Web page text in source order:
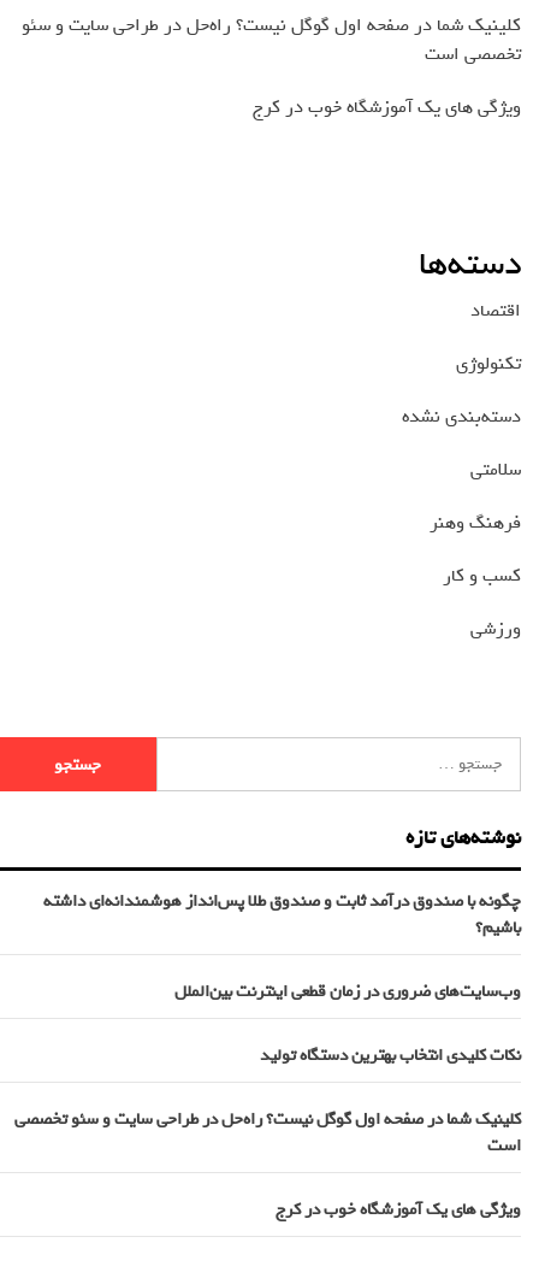
کلینیک شما در صفحه اول گوگل نیست؟ راه‌حل در طراحی سایت و سئو
تخصصی است
ویژگی های یک آموزشگاه خوب در کرج
دسته‌ها
اقتصاد
تکنولوژی
دسته‌بندی نشده
سلامتی
فرهنگ وهنر
کسب و کار
ورزشی
نوشته‌های تازه
چگونه با صندوق درآمد ثابت و صندوق طلا پس‌انداز هوشمندانه‌ای داشته
باشیم؟
وب‌سایت‌های ضروری در زمان قطعی اینترنت بین‌الملل
نکات کلیدی انتخاب بهترین دستگاه تولید
کلینیک شما در صفحه اول گوگل نیست؟ راه‌حل در طراحی سایت و سئو تخصصی
است
ویژگی های یک آموزشگاه خوب در کرج